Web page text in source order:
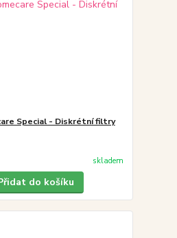
Special - Diskrétní filtry
skladem
do košíku